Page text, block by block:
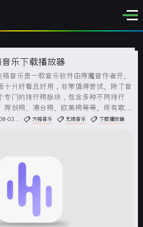
乐下载播放器
音乐是一款音乐软件由原魔音作者开。
十分好看且好用，非常值得尝试。除了音
专门的排行榜版块，包含多种不同排行
原创榜、港台榜、欧美榜等等。所有歌曲
击音乐列表可以在线播放，支持下载M
03... 方格音乐 无损音乐 下载播放器